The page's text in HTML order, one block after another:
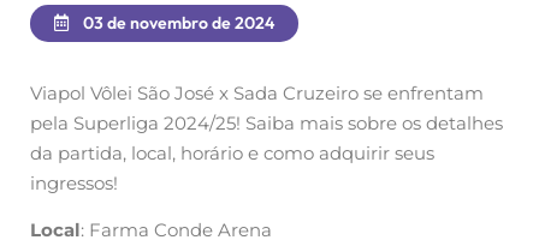
03 de novembro de 2024
Viapol Vôlei São José x Sada Cruzeiro se enfrentam
pela Superliga 2024/25! Saiba mais sobre os detalhes
da partida, local, horário e como adquirir seus
ingressos!
Local: Farma Conde Arena